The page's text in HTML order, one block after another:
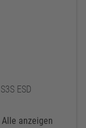
ESD
Alle anzeigen